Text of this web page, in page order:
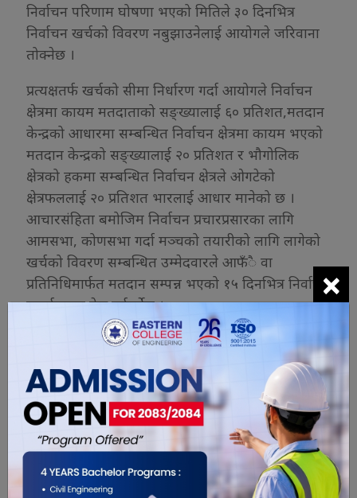
निर्वाचन परिणाम घोषणा भएको मितिले ३० दिनभित्र
निर्वाचन खर्चको विवरण नबुझाउनेलाई आयोगले जरिवाना
तोक्नेछ ।
प्रत्यक्षतर्फ खर्चको सीमा निर्धारण गर्दा आयोगले निर्वाचन
क्षेत्रमा कायम मतदाताको सङ्ख्यालाई ६० प्रतिशत,मतदान
केन्द्रको आधारमा सम्बन्धित निर्वाचन क्षेत्रमा कायम भएको
मतदान केन्द्रको सङ्ख्यालाई २० प्रतिशत र भौगोलिक
क्षेत्रको हकमा सम्बन्धित निर्वाचन क्षेत्रले ओगटेको
क्षेत्रफललाई २० प्रतिशत भारलाई आधार मानेको छ ।
आचारसंहिता बमोजिम निर्वाचन प्रचारप्रसारका लागि
आमसभा, कोणसभा गर्दा मञ्चको तयारीको लागि लागेको
खर्चको विवरण सम्बन्धित उम्मेदवारले आफँै वा
प्रतिनिधिमार्फत मतदान सम्पन्न भएको १५ दिनभित्र निर्वाचन
कार्यालयमा पेस गर्नुपर्नेछ ।
निर्वाचन खर्चको हिसाबकिताब आयोगले तोकेको ढाँचा र
लेखाप्रणाली अनुसार राख्नुपर्ने र राजनीतिक दलको तर्फबाट
हुने निर्वाचनसम्बन्धी स्वेच्छिक आर्थिक सहयोग लिँदा तथा
खर्च गर्दा राजनीतिक दलसम्बन्धी ऐन, २०७३ को दफा ३८ र
निर्वाचन आचारसंहिता, २०७९ को दफा १६ बमोजिम
गर्नुपर्नेछ ।
राजनीतिक दलले निर्वाचनसम्बन्धी खर्च गर्दा निजको
×